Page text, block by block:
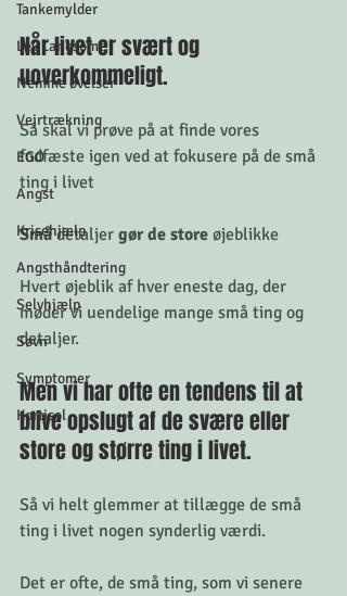
Tankemylder
Lev Langsomt
Nemme øvelser
Vejrtrækning
EGO
Angst
Krisehjælp
Angsthåndtering
Selvhjælp
Søvn
Symptomer
Kortisol
Når livet er svært og
uoverkommeligt.
Så skal vi prøve på at finde vores
fodfæste igen ved at fokusere på de små
ting i livet
Små detaljer gør de store øjeblikke
Hvert øjeblik af hver eneste dag, der
møder vi uendelige mange små ting og
detaljer.
Men vi har ofte en tendens til at
blive opslugt af de svære eller
store og større ting i livet.
Så vi helt glemmer at tillægge de små
ting i livet nogen synderlig værdi. ⠀
Det er ofte, de små ting, som vi senere